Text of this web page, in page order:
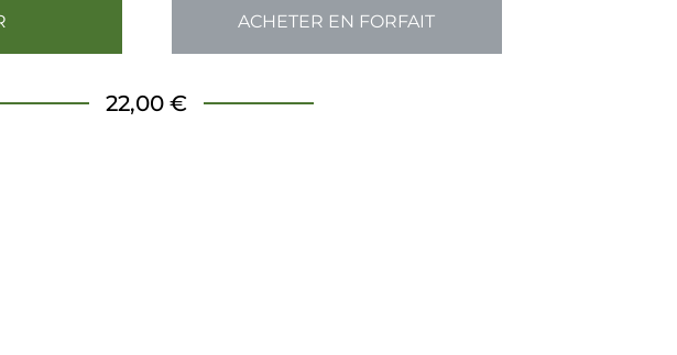
ACHETER EN FORFAIT
22,00 €